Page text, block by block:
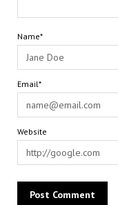
Name*
Email*
Website